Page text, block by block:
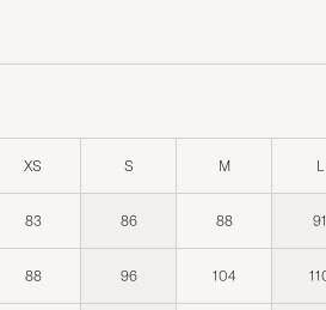
XS S M L
83 86 88 91
88 96 104